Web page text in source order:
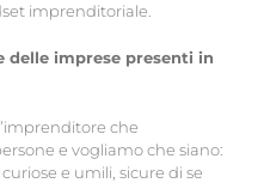
imprenditoriale.
delle imprese presenti in
che
e vogliamo che siano:
e umili, sicure di se